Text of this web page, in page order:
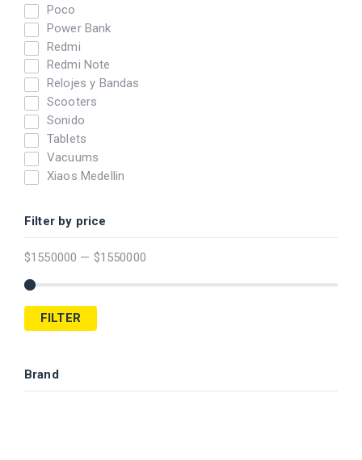
Poco
Power Bank
Redmi
Redmi Note
Relojes y Bandas
Scooters
Sonido
Tablets
Vacuums
Xiaos Medellin
Filter by price
$1550000 — $1550000
FILTER
Brand